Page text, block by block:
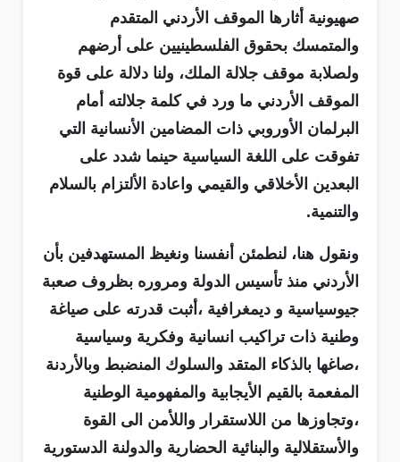
صهيونية أثارها الموقف الأردني المتقدم
والمتمسك بحقوق الفلسطينيين على أرضهم
ولصلابة موقف جلالة الملك، ولنا دلالة على قوة
الموقف الأردني ما ورد في كلمة جلالته أمام
البرلمان الأوروبي ذات المضامين الأنسانية التي
تفوقت على اللغة السياسية حينما شدد على
البعدين الأخلاقي والقيمي واعادة الألتزام بالسلام
والتنمية.
ونقول هنا، لنطمئن أنفسنا ونغيظ المستهدفين بأن
الأردني منذ تأسيس الدولة ومروره بظروف صعبة
جيوسياسية و ديمغرافية ،أثبت قدرته على صياغة
وطنية ذات تراكيب انسانية وفكرية وسياسية
،صاغها بالذكاء المتقد والسلوك المنضبط وبالأردنة
المفعمة بالقيم الأيجابية والمفهومية الوطنية
،وتجاوزها من اللاستقرار واللأمن الى القوة
والأستقلالية والبنائية الحضارية والدولنة الدستورية